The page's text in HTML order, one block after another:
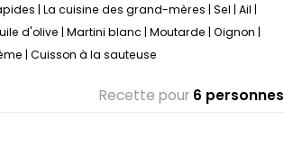
| La cuisine des grand-mères | Sel | Ail |
d'olive | Martini blanc | Moutarde | Oignon |
| Cuisson à la sauteuse
Recette pour 6 personnes